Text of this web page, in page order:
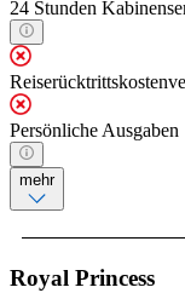
24 Stunden
Persönliche Ausgaben
mehr
Royal Princess